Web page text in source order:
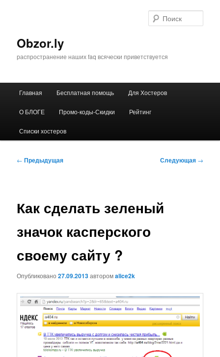
Obzor.ly
распространение наших faq всячески приветствуется
Главная Бесплатная помощь Для Хостеров
О БЛОГЕ Промо-коды-Скидки Рейтинг
Списки хостеров
Навигация
← Предыдущая Следующая →
Как сделать зеленый
значок касперского
своему сайту ?
Опубликовано27.09.2013авторомalice2k